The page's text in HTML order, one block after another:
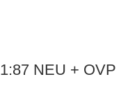
NEU + OVP